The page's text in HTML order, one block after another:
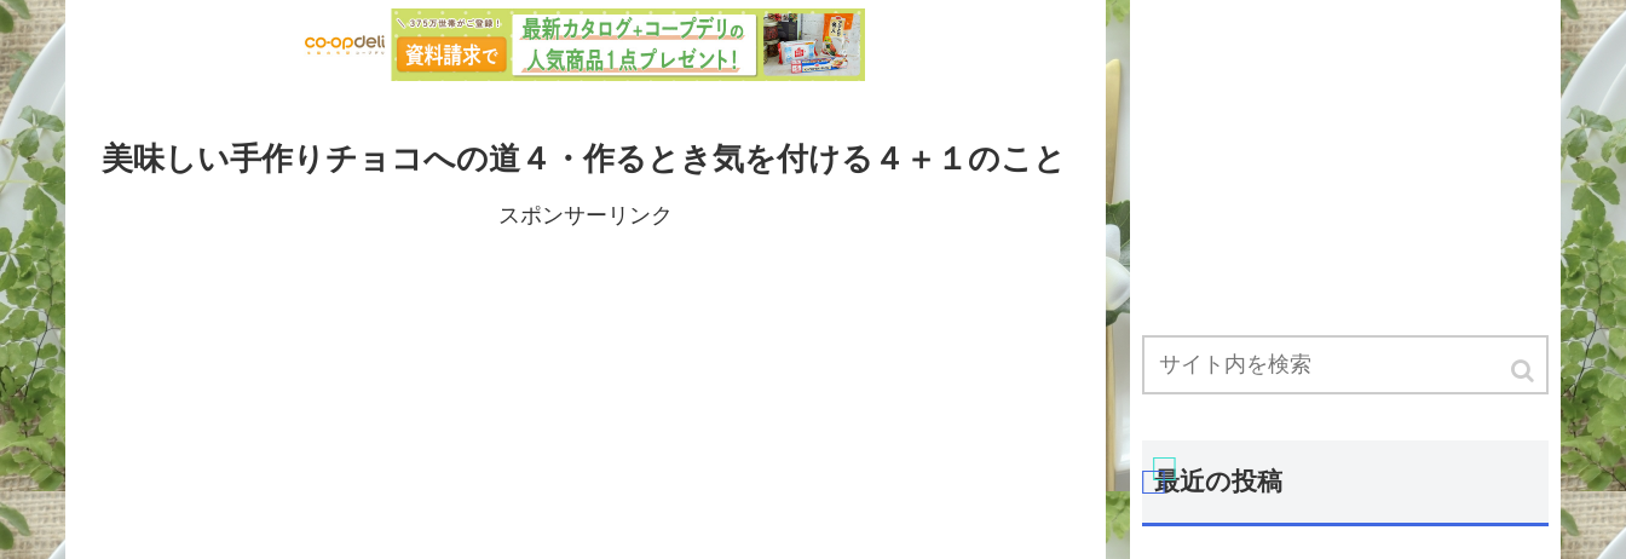
美味しい手作りチョコへの道４・作るとき気を付ける４＋１のこと
スポンサーリンク
最近の投稿